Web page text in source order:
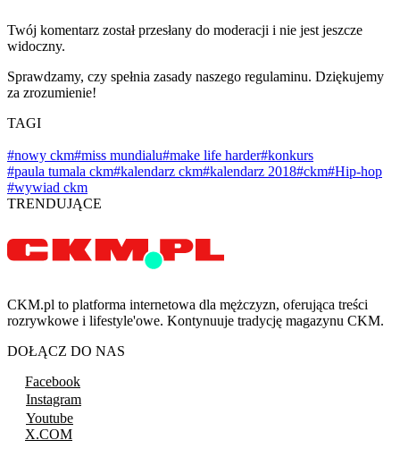
Twój komentarz został przesłany do moderacji i nie jest jeszcze
widoczny.
Sprawdzamy, czy spełnia zasady naszego regulaminu. Dziękujemy
za zrozumienie!
TAGI
#nowy ckm#miss mundialu#make life harder#konkurs
#paula tumala ckm#kalendarz ckm#kalendarz 2018#ckm#Hip-hop
#wywiad ckm
TRENDUJĄCE
CKM.pl to platforma internetowa dla mężczyzn, oferująca treści
rozrywkowe i lifestyle'owe. Kontynuuje tradycję magazynu CKM.
DOŁĄCZ DO NAS
Facebook
Instagram
Youtube
X.COM